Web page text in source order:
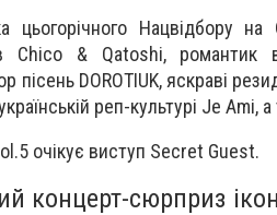
цьогорічного Нацвідбору
Chico & Qatoshi,
пісень DOROTIUK, яскраві
реп-культурі Je Ami,
очікує виступ Secret Guest.
концерт-сюрприз